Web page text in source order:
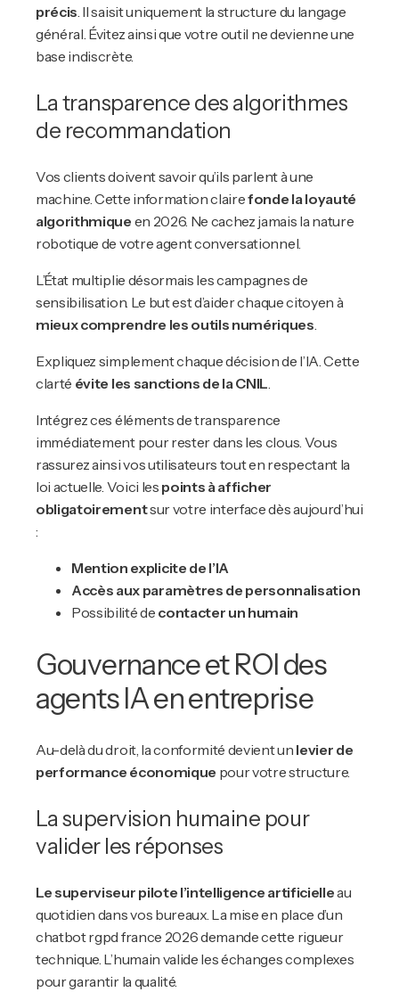
précis. Il saisit uniquement la structure du langage
général. Évitez ainsi que votre outil ne devienne une
base indiscrète.
La transparence des algorithmes
de recommandation
Vos clients doivent savoir qu’ils parlent à une
machine. Cette information clairefonde la loyauté
algorithmique en 2026. Ne cachez jamais la nature
robotique de votre agent conversationnel.
L’État multiplie désormais les campagnes de
sensibilisation. Le but est d’aider chaque citoyen à
mieux comprendre les outils numériques.
Expliquez simplement chaque décision de l’IA. Cette
clarté évite les sanctions de la CNIL.
Intégrez ces éléments de transparence
immédiatement pour rester dans les clous. Vous
rassurez ainsi vos utilisateurs tout en respectant la
loi actuelle. Voici les points à afficher
obligatoirementsur votre interface dès aujourd’hui
:
Mention explicite de l’IA
Accès aux paramètres de personnalisation
Possibilité de contacter un humain
Gouvernance et ROI des
agents IA en entreprise
Au-delà du droit, la conformité devient un levier de
performance économique pour votre structure.
La supervision humaine pour
valider les réponses
Le superviseur pilote l’intelligence artificielleau
quotidien dans vos bureaux. La mise en place d’un
chatbot rgpd france 2026 demande cette rigueur
technique. L’humain valide les échanges complexes
pour garantir la qualité.